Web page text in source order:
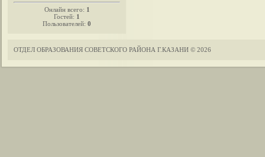
Онлайн всего: 1
Гостей: 1
Пользователей: 0
ОТДЕЛ ОБРАЗОВАНИЯ СОВЕТСКОГО РАЙОНА Г.КАЗАНИ © 2026